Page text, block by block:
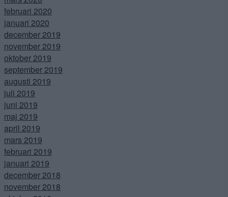
februari 2020
januari 2020
december 2019
november 2019
oktober 2019
september 2019
augusti 2019
juli 2019
juni 2019
maj 2019
april 2019
mars 2019
februari 2019
januari 2019
december 2018
november 2018